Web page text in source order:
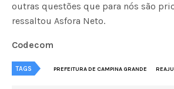
outras questões que para nós são
ressaltou Asfora Neto.
Codecom
TAGS PREFEITURA DE CAMPINA GRANDE